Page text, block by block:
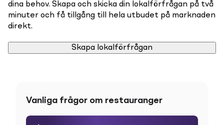
dina behov. Skapa och skicka din lokalförfrågan på två
minuter och få tillgång till hela utbudet på marknaden
direkt.
Skapa lokalförfrågan
Vanliga frågor om restauranger